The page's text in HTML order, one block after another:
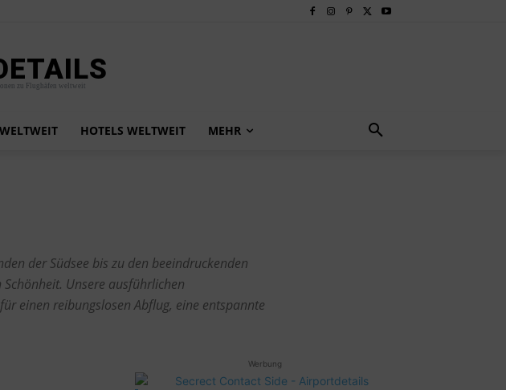
zu Flughäfen weltweit
HOTELS WELTWEIT MEHR
der Südsee bis zu den beeindruckenden
Unsere ausführlichen
einen reibungslosen Abflug, eine entspannte
Werbung